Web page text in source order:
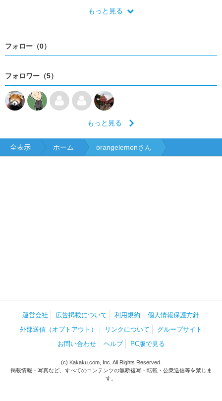
もっと見る
フォロー（0）
フォロワー（5）
もっと見る
全表示 ホーム orangelemonさん
運営会社 広告掲載について 利用規約
個人情報保護方針
外部送信（オプトアウト）
リンクについて
グループサイト
お問い合わせ
ヘルプ PC版で見る
(c) Kakaku.com, Inc. All Rights Reserved.
掲載情報・写真など、すべてのコンテンツの無断複写・転載・公衆送信等を禁じま
す。